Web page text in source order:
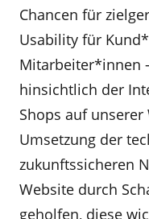
Chancen für
Usability für
Mitarbeiter*innen
hinsichtlich der
Shops auf
Umsetzung der
zukunftssicheren
Website durch
geholfen, diese